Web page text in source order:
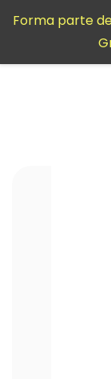
contenido
Forma parte